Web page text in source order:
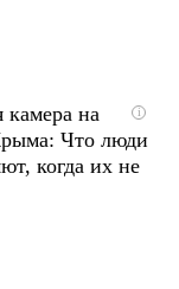
i
камера на
Что люди
когда их не